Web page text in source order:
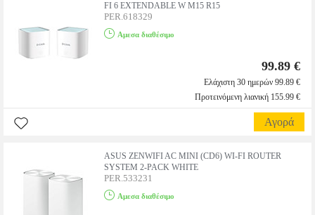
FI 6 EXTENDABLE W M15 R15
PER.618329
Αμεσα διαθέσιμο
99.89 €
Ελάχιστη 30 ημερών 99.89 €
Προτεινόμενη λιανική 155.99 €
Αγορά
ASUS ZENWIFI AC MINI (CD6) WI-FI ROUTER
SYSTEM 2-PACK WHITE
PER.533231
Αμεσα διαθέσιμο